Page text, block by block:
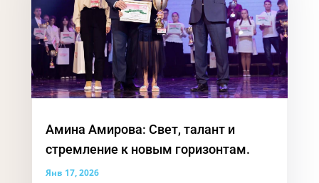
Амина Амирова: Свет, талант и
стремление к новым горизонтам.
Янв 17, 2026